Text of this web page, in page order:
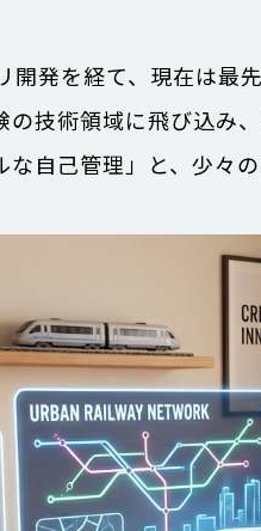
開発を経て、現在は最
技術領域に飛び込み
自己管理」と、少々